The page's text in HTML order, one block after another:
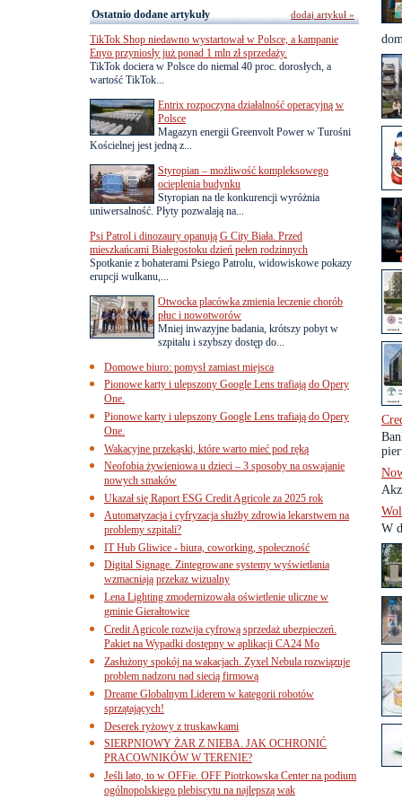
W
Ostatnio dodane artykuły
TikTok Shop niedawno wystartował w Polsce, a kampanie
Enyo przyniosły już ponad 1 mln zł sprzedaży.
TikTok dociera w Polsce do niemal 40 proc. dorosłych, a
wartość TikTok...
Entrix rozpoczyna działalność operacyjną w
Polsce
Magazyn energii Greenvolt Power w Turośni
Kościelnej jest jedną z...
Styropian – możliwość kompleksowego
ocieplenia budynku
Styropian na tle konkurencji wyróżnia
uniwersalność. Płyty pozwalają na...
Psi Patrol i dinozaury opanują G City Biała. Przed
mieszkańcami Białegostoku dzień pełen rodzinnych
Spotkanie z bohaterami Psiego Patrolu, widowiskowe pokazy
erupcji wulkanu,...
Otwocka placówka zmienia leczenie chorób
płuc i nowotworów
Mniej inwazyjne badania, krótszy pobyt w
szpitalu i szybszy dostęp do...
Domowe biuro: pomysł zamiast miejsca
Pionowe karty i ulepszony Google Lens trafiają do Opery
One.
Pionowe karty i ulepszony Google Lens trafiają do Opery
One.
Wakacyjne przekąski, które warto mieć pod ręką
Neofobia żywieniowa u dzieci – 3 sposoby na oswajanie
nowych smaków
Ukazał się Raport ESG Credit Agricole za 2025 rok
Automatyzacja i cyfryzacja służby zdrowia lekarstwem na
problemy szpitali?
IT Hub Gliwice - biura, coworking, społeczność
Digital Signage. Zintegrowane systemy wyświetlania
wzmacniają przekaz wizualny
Lena Lighting zmodernizowała oświetlenie uliczne w
gminie Gierałtowice
Credit Agricole rozwija cyfrową sprzedaż ubezpieczeń.
Pakiet na Wypadki dostępny w aplikacji CA24 Mo
Zasłużony spokój na wakacjach. Zyxel Nebula rozwiązuje
problem nadzoru nad siecią firmową
Dreame Globalnym Liderem w kategorii robotów
sprzątających!
Deserek ryżowy z truskawkami
SIERPNIOWY ŻAR Z NIEBA. JAK OCHRONIĆ
PRACOWNIKÓW W TERENIE?
Jeśli lato, to w OFFie. OFF Piotrkowska Center na podium
ogólnopolskiego plebiscytu na najlepszą wak
dodaj artykuł »